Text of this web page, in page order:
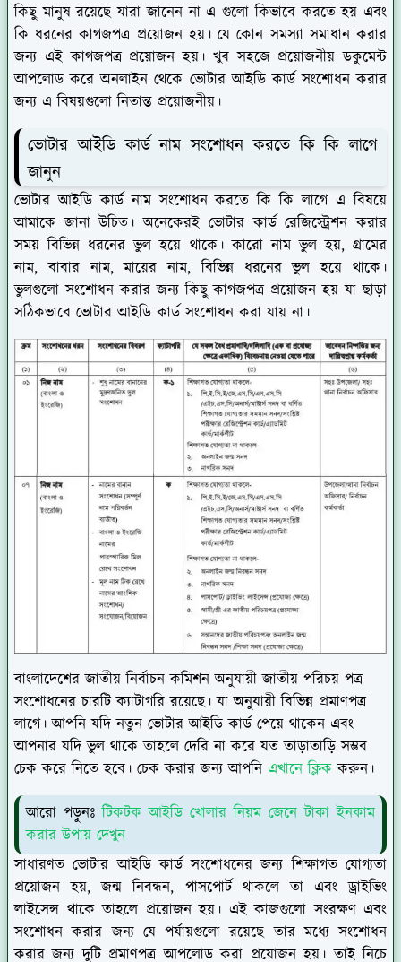
কিছু মানুষ রয়েছে যারা জানেন না এ গুলো কিভাবে করতে হয় এবং
কি ধরনের কাগজপত্র প্রয়োজন হয়। যে কোন সমস্যা সমাধান করার
জন্য এই কাগজপত্র প্রয়োজন হয়। খুব সহজে প্রয়োজনীয় ডকুমেন্ট
আপলোড করে অনলাইন থেকে ভোটার আইডি কার্ড সংশোধন করার
জন্য এ বিষয়গুলো নিতান্ত প্রয়োজনীয়।
ভোটার আইডি কার্ড নাম সংশোধন করতে কি কি লাগে
জানুন
ভোটার আইডি কার্ড নাম সংশোধন করতে কি কি লাগে এ বিষয়ে
আমাকে জানা উচিত। অনেকেরই ভোটার কার্ড রেজিস্ট্রেশন করার
সময় বিভিন্ন ধরনের ভুল হয়ে থাকে। কারো নাম ভুল হয়, গ্রামের
নাম, বাবার নাম, মায়ের নাম, বিভিন্ন ধরনের ভুল হয়ে থাকে।
ভুলগুলো সংশোধন করার জন্য কিছু কাগজপত্র প্রয়োজন হয় যা ছাড়া
সঠিকভাবে ভোটার আইডি কার্ড সংশোধন করা যায় না।
বাংলাদেশের জাতীয় নির্বাচন কমিশন অনুযায়ী জাতীয় পরিচয় পত্র
সংশোধনের চারটি ক্যাটাগরি রয়েছে। যা অনুযায়ী বিভিন্ন প্রমাণপত্র
লাগে। আপনি যদি নতুন ভোটার আইডি কার্ড পেয়ে থাকেন এবং
আপনার যদি ভুল থাকে তাহলে দেরি না করে যত তাড়াতাড়ি সম্ভব
চেক করে নিতে হবে। চেক করার জন্য আপনি এখানে ক্লিক করুন।
আরো পড়ুনঃ টিকটক আইডি খোলার নিয়ম জেনে টাকা ইনকাম
করার উপায় দেখুন
সাধারণত ভোটার আইডি কার্ড সংশোধনের জন্য শিক্ষাগত যোগ্যতা
প্রয়োজন হয়, জন্ম নিবন্ধন, পাসপোর্ট থাকলে তা এবং ড্রাইভিং
লাইসেন্স থাকে তাহলে প্রয়োজন হয়। এই কাজগুলো সংরক্ষণ এবং
সংশোধন করার জন্য যে পর্যায়গুলো রয়েছে তার মধ্যে সংশোধন
করার জন্য দুটি প্রমাণপত্র আপলোড করা প্রয়োজন হয়। তাই নিচে